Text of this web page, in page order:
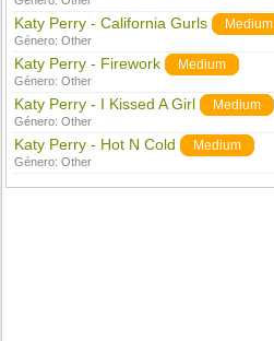
Katy Perry - California Gurls Medium
Género:Other
Katy Perry - Firework Medium
Género:Other
Katy Perry - I Kissed A Girl Medium
Género:Other
Katy Perry - Hot N Cold Medium
Género:Other